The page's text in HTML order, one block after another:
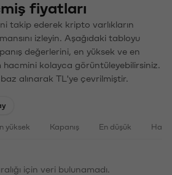
fiyatları
takip ederek kripto varlıkların
izleyin. Aşağıdaki tabloyu
değerlerini, en yüksek ve en
hacmini kolayca görüntüleyebilirsiniz.
alınarak TL'ye çevrilmiştir.
yüksek Kapanış En düşük
için veri bulunamadı.